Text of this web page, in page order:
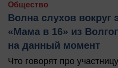
Общество
Волна слухов вокруг
«Мама в 16» из
на данный момент
Что говорят про